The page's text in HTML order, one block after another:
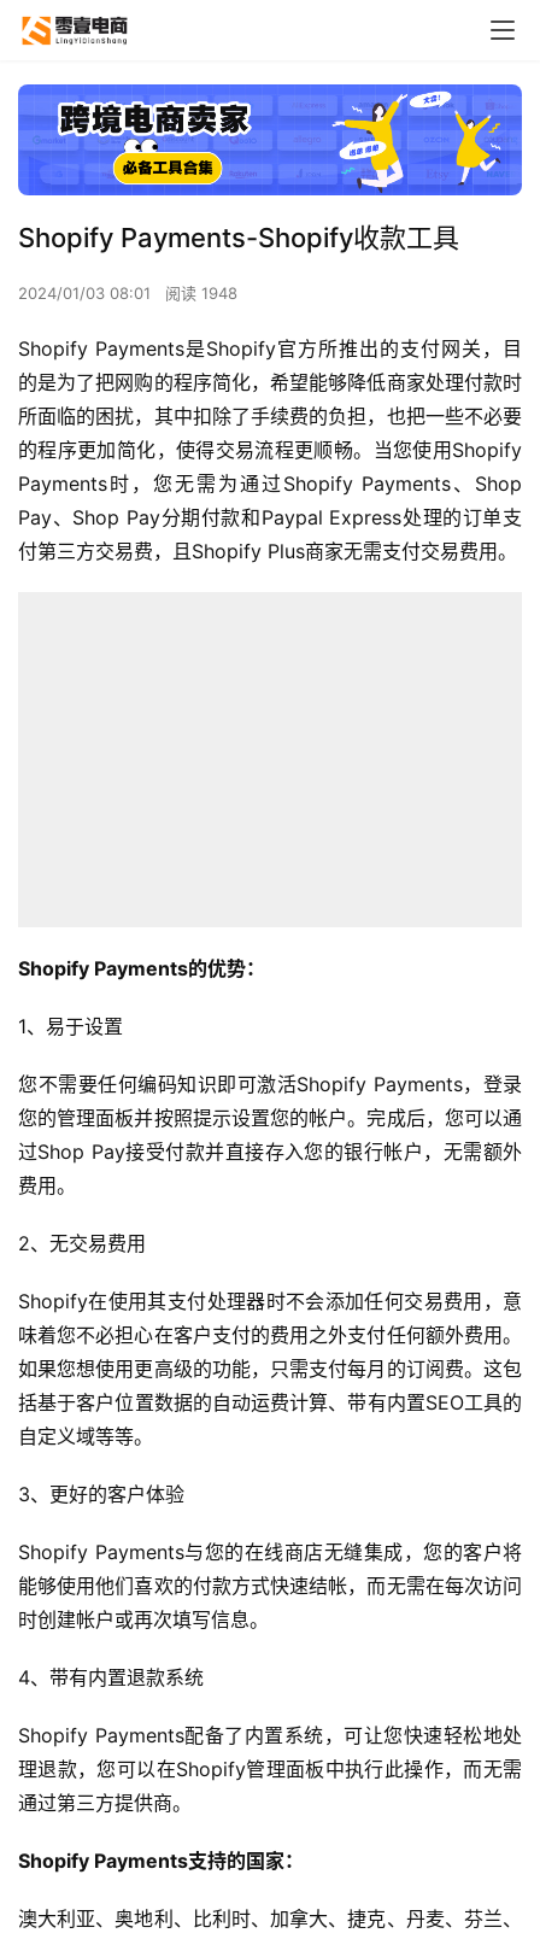
首
页
球
开
店
跨
百
科
媒
销
Shopify Payments-Shopify收款工具
2024/01/03 08:01 阅读 1948
Shopify Payments是Shopify官方所推出的支付网关，目
的是为了把网购的程序简化，希望能够降低商家处理付款时
所面临的困扰，其中扣除了手续费的负担，也把一些不必要
的程序更加简化，使得交易流程更顺畅。当您使用Shopify
Payments时，您无需为通过Shopify Payments、Shop
Pay、Shop Pay分期付款和Paypal Express处理的订单支
付第三方交易费，且Shopify Plus商家无需支付交易费用。
Shopify Payments的优势：
1、易于设置
您不需要任何编码知识即可激活Shopify Payments，登录
您的管理面板并按照提示设置您的帐户。完成后，您可以通
过Shop Pay接受付款并直接存入您的银行帐户，无需额外
费用。
2、无交易费用
Shopify在使用其支付处理器时不会添加任何交易费用，意
味着您不必担心在客户支付的费用之外支付任何额外费用。
如果您想使用更高级的功能，只需支付每月的订阅费。这包
括基于客户位置数据的自动运费计算、带有内置SEO工具的
自定义域等等。
3、更好的客户体验
Shopify Payments与您的在线商店无缝集成，您的客户将
能够使用他们喜欢的付款方式快速结帐，而无需在每次访问
时创建帐户或再次填写信息。
4、带有内置退款系统
Shopify Payments配备了内置系统，可让您快速轻松地处
理退款，您可以在Shopify管理面板中执行此操作，而无需
通过第三方提供商。
Shopify Payments支持的国家：
澳大利亚、奥地利、比利时、加拿大、捷克、丹麦、芬兰、